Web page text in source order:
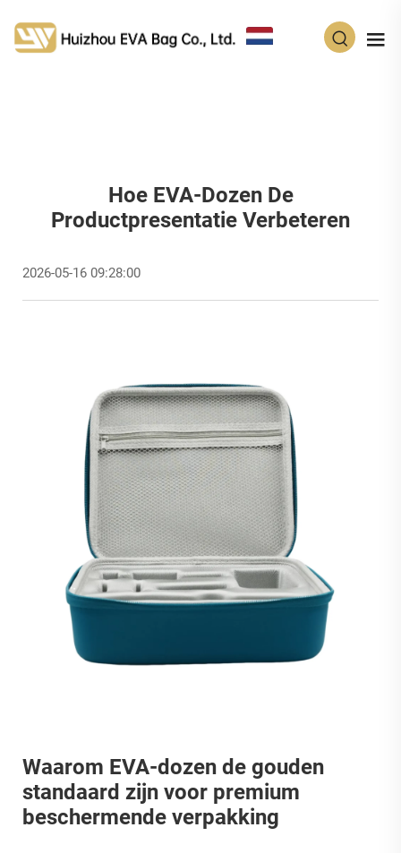
Hoe EVA-Dozen De
Productpresentatie Verbeteren
2026-05-16 09:28:00
Waarom EVA-dozen de gouden
standaard zijn voor premium
beschermende verpakking